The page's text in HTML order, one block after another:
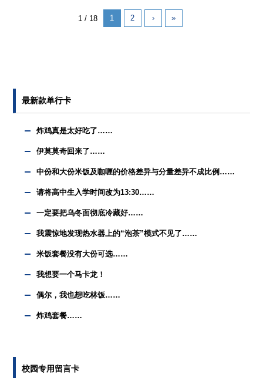
1 / 18 1 2 › »
最新款单行卡
炸鸡真是太好吃了……
伊莫莫奇回来了……
中份和大份米饭及咖喱的价格差异与分量差异不成比例……
请将高中生入学时间改为13:30……
一定要把乌冬面彻底冷藏好……
我震惊地发现热水器上的“泡茶”模式不见了……
米饭套餐没有大份可选……
我想要一个马卡龙！
偶尔，我也想吃林饭……
炸鸡套餐……
校园专用留言卡